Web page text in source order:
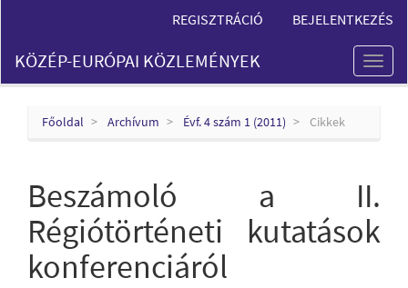
Content
Sidebar
REGISZTRÁCIÓ BEJELENTKEZÉS
Toggle
KÖZÉP-EURÓPAI KÖZLEMÉNYEK
Főoldal Archívum Évf. 4 szám 1 (2011) Cikkek
Beszámoló a II.
Régiótörténeti kutatások
konferenciáról